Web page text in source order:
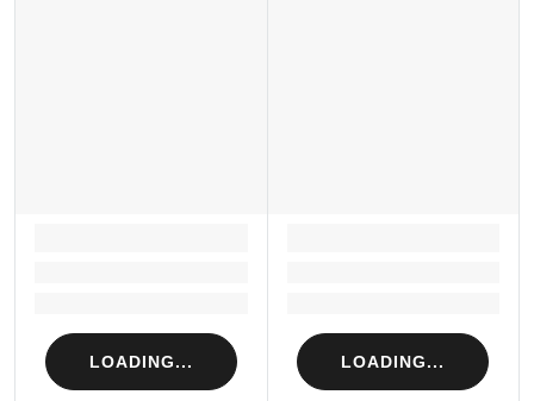
LOADING... LOADING...